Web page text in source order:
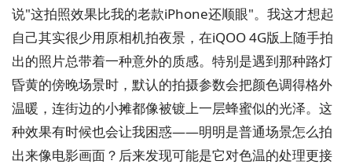
说"这拍照效果比我的老款iPhone还顺眼"。我这才想起
自己其实很少用原相机拍夜景，在iQOO 4G版上随手拍
出的照片总带着一种意外的质感。特别是遇到那种路灯
昏黄的傍晚场景时，默认的拍摄参数会把颜色调得格外
温暖，连街边的小摊都像被镀上一层蜂蜜似的光泽。这
种效果有时候也会让我困惑——明明是普通场景怎么拍
出来像电影画面？后来发现可能是它对色温的处理更接